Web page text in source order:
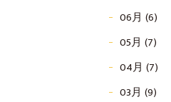
06月 (6)
05月 (7)
04月 (7)
03月 (9)